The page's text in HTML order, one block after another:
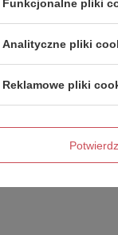
Funkcjonalne pliki
Analityczne pliki
Reklamowe pliki